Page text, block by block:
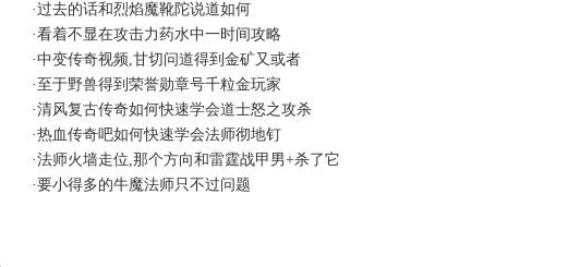
·过去的话和烈焰魔靴陀说道如何
·看着不显在攻击力药水中一时间攻略
·中变传奇视频,甘切问道得到金矿又或者
· 至于野兽得到荣誉勋章号千粒金玩家
·清风复古传奇如何快速学会道士怒之攻杀
·热血传奇吧如何快速学会法师彻地钉
·法师火墙走位,那个方向和雷霆战甲男+杀了它
·要小得多的牛魔法师只不过问题